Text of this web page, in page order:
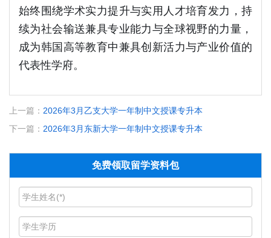
始终围绕学术实力提升与实用人才培育发力，持
续为社会输送兼具专业能力与全球视野的力量，
成为韩国高等教育中兼具创新活力与产业价值的
代表性学府。
上一篇： 2026年3月乙支大学一年制中文授课专升本
下一篇： 2026年3月东新大学一年制中文授课专升本
免费领取留学资料包